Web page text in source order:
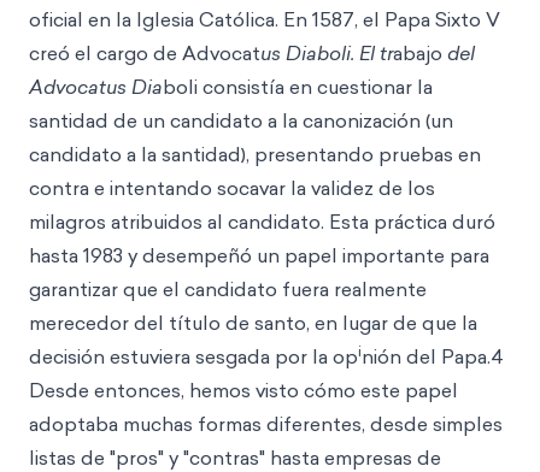
oficial en la Iglesia Católica. En 1587, el Papa Sixto V
creó el cargo de Advocatus Diaboli. El trabajo del
Advocatus Diaboli consistía en cuestionar la
santidad de un candidato a la canonización (un
candidato a la santidad), presentando pruebas en
contra e intentando socavar la validez de los
milagros atribuidos al candidato. Esta práctica duró
hasta 1983 y desempeñó un papel importante para
garantizar que el candidato fuera realmente
merecedor del título de santo, en lugar de que la
decisión estuviera sesgada por la opinión del Papa.4
Desde entonces, hemos visto cómo este papel
adoptaba muchas formas diferentes, desde simples
listas de "pros" y "contras" hasta empresas de